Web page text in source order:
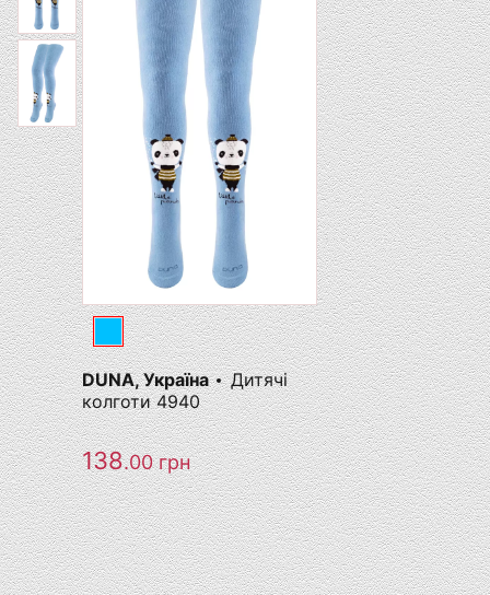
DUNA, Україна
Дитячі
колготи 4940
138.00грн